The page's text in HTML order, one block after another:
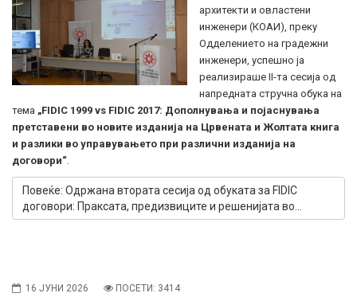
архитекти и овластени
инженери (КОАИ), преку
Одделението на градежни
инженери, успешно ја
реализираше II-та сесија од
напредната стручна обука на
тема „FIDIC 1999 vs FIDIC 2017: Дополнувања и појаснувања
претставени во новите изданија на Црвената и Жолтата книга
и разлики во управувањето при различни изданија на
договори“.
Повеќе: Одржана втората сесија од обуката за FIDIC
договори: Праксата, предизвиците и решенијата во...
16 ЈУНИ 2026 ПОСЕТИ: 3414